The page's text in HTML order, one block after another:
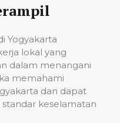
Yogyakarta
lokal yang
dalam menangani
memahami
dan dapat
standar keselamatan